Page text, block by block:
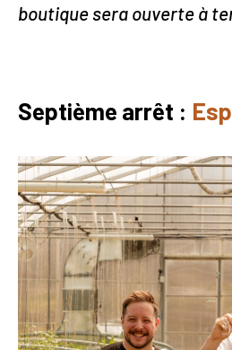
boutique sera ouverte à
Septième arrêt :